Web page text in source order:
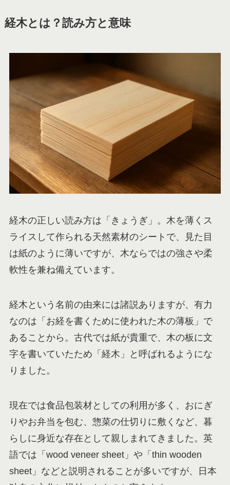
経木とは？読み方と意味
経木の正しい読み方は「きょうぎ」。木を薄くス
ライスして作られる天然素材のシートで、見た目
は紙のように薄いですが、木ならではの強さや柔
軟性を兼ね備えています。
経木という名前の由来には諸説ありますが、有力
なのは「お経を書くために使われた木の薄板」で
あることから。古代では紙が貴重で、木の板に文
字を書いていたため「経木」と呼ばれるようにな
りました。
現在では食品包装材としての利用が多く、おにぎ
りやお弁当を包む、惣菜の仕切りに敷くなど、暮
らしに身近な存在として親しまれてきました。英
語では「wood veneer sheet」や「thin wooden
sheet」などと説明されることが多いですが、日本